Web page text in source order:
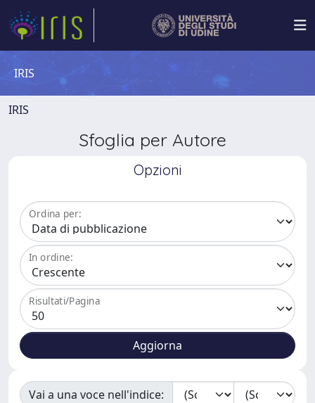
IRIS
IRIS
Sfoglia per Autore
Opzioni
Ordina per:
In ordine:
Risultati/Pagina
Vai a una voce nell'indice: